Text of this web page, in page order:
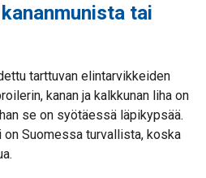
tai
tarttuvan elintarvikkeiden
kanan ja kalkkunan liha on
se on syötäessä läpikypsää.
Suomessa turvallista, koska